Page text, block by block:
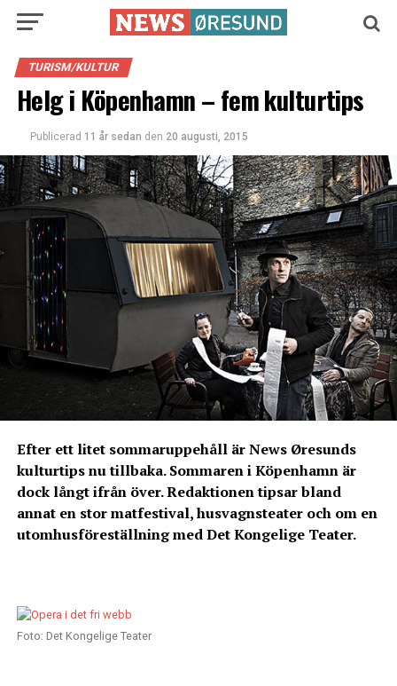
TURISM/KULTUR
Helg i Köpenhamn – fem kulturtips
Publicerad 11 år sedan den 20 augusti, 2015
Efter ett litet sommaruppehåll är News Øresunds
kulturtips nu tillbaka. Sommaren i Köpenhamn är
dock långt ifrån över. Redaktionen tipsar bland
annat en stor matfestival, husvagnsteater och om en
utomhusföreställning med Det Kongelige Teater.
Foto: Det Kongelige Teater